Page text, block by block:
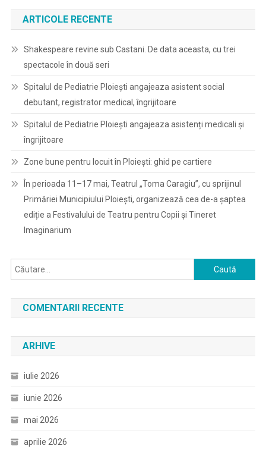
ARTICOLE RECENTE
Shakespeare revine sub Castani. De data aceasta, cu trei
spectacole în două seri
Spitalul de Pediatrie Ploieşti angajeaza asistent social
debutant, registrator medical, îngrijitoare
Spitalul de Pediatrie Ploieşti angajeaza asistenți medicali și
îngrijitoare
Zone bune pentru locuit în Ploiești: ghid pe cartiere
În perioada 11–17 mai, Teatrul „Toma Caragiu”, cu sprijinul
Primăriei Municipiului Ploiești, organizează cea de-a șaptea
ediție a Festivalului de Teatru pentru Copii și Tineret
Imaginarium
Caută
după:
COMENTARII RECENTE
ARHIVE
iulie 2026
iunie 2026
mai 2026
aprilie 2026